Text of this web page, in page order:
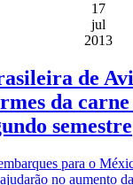
17
jul
2013
de
da
semestre
para o
no aumento